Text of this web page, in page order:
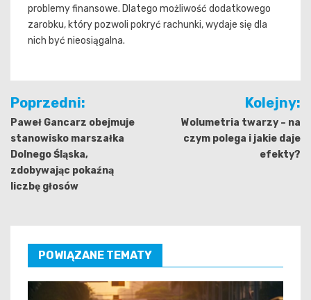
problemy finansowe. Dlatego możliwość dodatkowego
zarobku, który pozwoli pokryć rachunki, wydaje się dla
nich być nieosiągalna.
Nawigacja
wpisu
Poprzedni:
Paweł Gancarz obejmuje
stanowisko marszałka
Dolnego Śląska,
zdobywając pokaźną
liczbę głosów
Kolejny:
Wolumetria twarzy – na
czym polega i jakie daje
efekty?
POWIĄZANE TEMATY